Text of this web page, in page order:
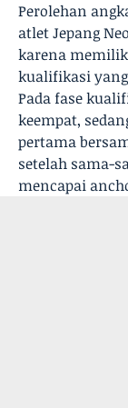
Perolehan
atlet Jepang
karena
kualifikasi
Pada fase
keempat,
pertama
setelah sama-
mencapai